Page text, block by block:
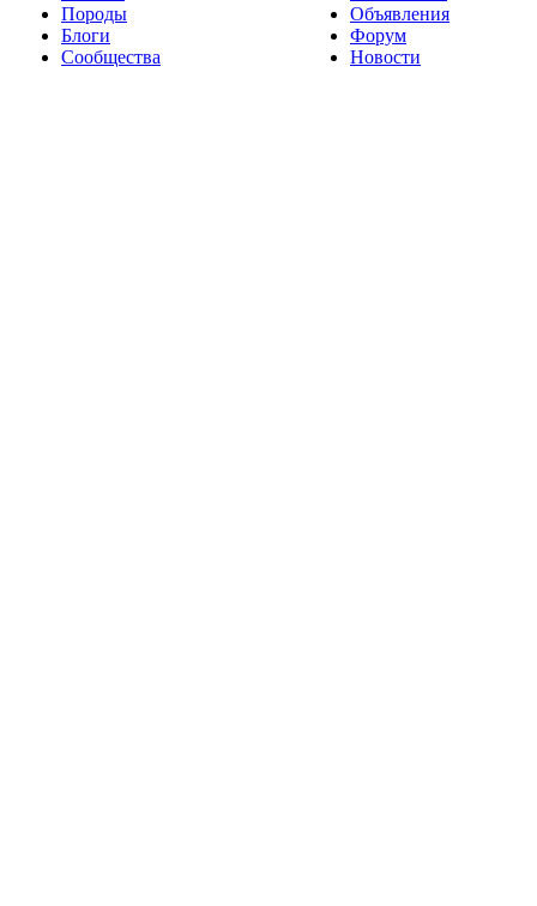
Породы
Блоги
Сообщества
Объявления
Форум
Новости